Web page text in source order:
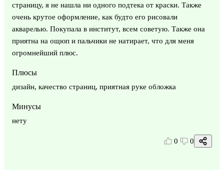
страницу, я не нашла ни одного подтека от краски. Также
очень крутое оформление, как будто его рисовали
акварелью. Покупала в институт, всем советую. Также она
приятна на ощюп и пальчики не натирает, что для меня
огромнейший плюс.
Плюсы
дизайн, качество страниц, приятная руке обложка
Минусы
нету
0 0